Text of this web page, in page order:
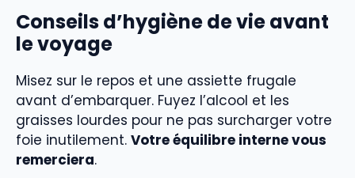
Conseils d’hygiène de vie avant
le voyage
Misez sur le repos et une assiette frugale
avant d’embarquer. Fuyez l’alcool et les
graisses lourdes pour ne pas surcharger votre
foie inutilement. Votre équilibre interne vous
remerciera.